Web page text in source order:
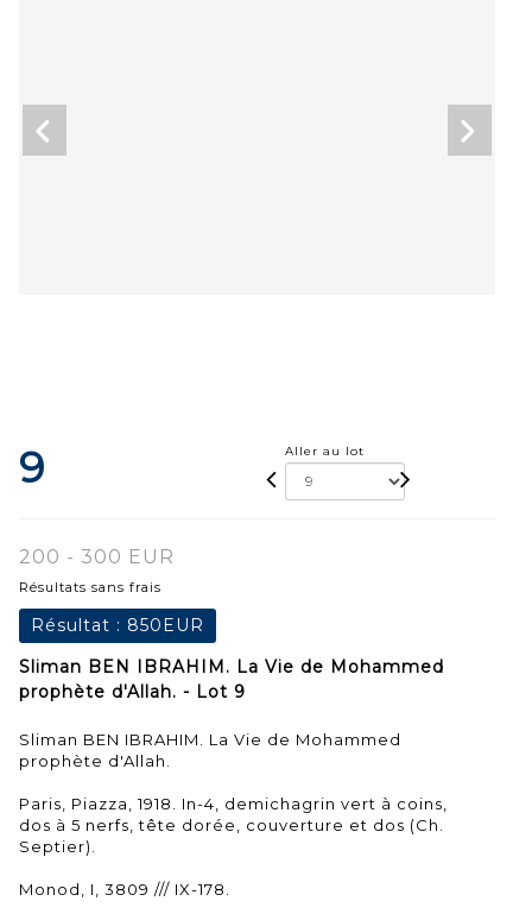
9 Aller au lot
200 - 300 EUR
Résultats sans frais
Résultat : 850EUR
Sliman BEN IBRAHIM. La Vie de Mohammed
prophète d'Allah. - Lot 9
Sliman BEN IBRAHIM. La Vie de Mohammed
prophète d'Allah.
Paris, Piazza, 1918. In-4, demichagrin vert à coins,
dos à 5 nerfs, tête dorée, couverture et dos (Ch.
Septier).
Monod, I, 3809 /// IX-178.